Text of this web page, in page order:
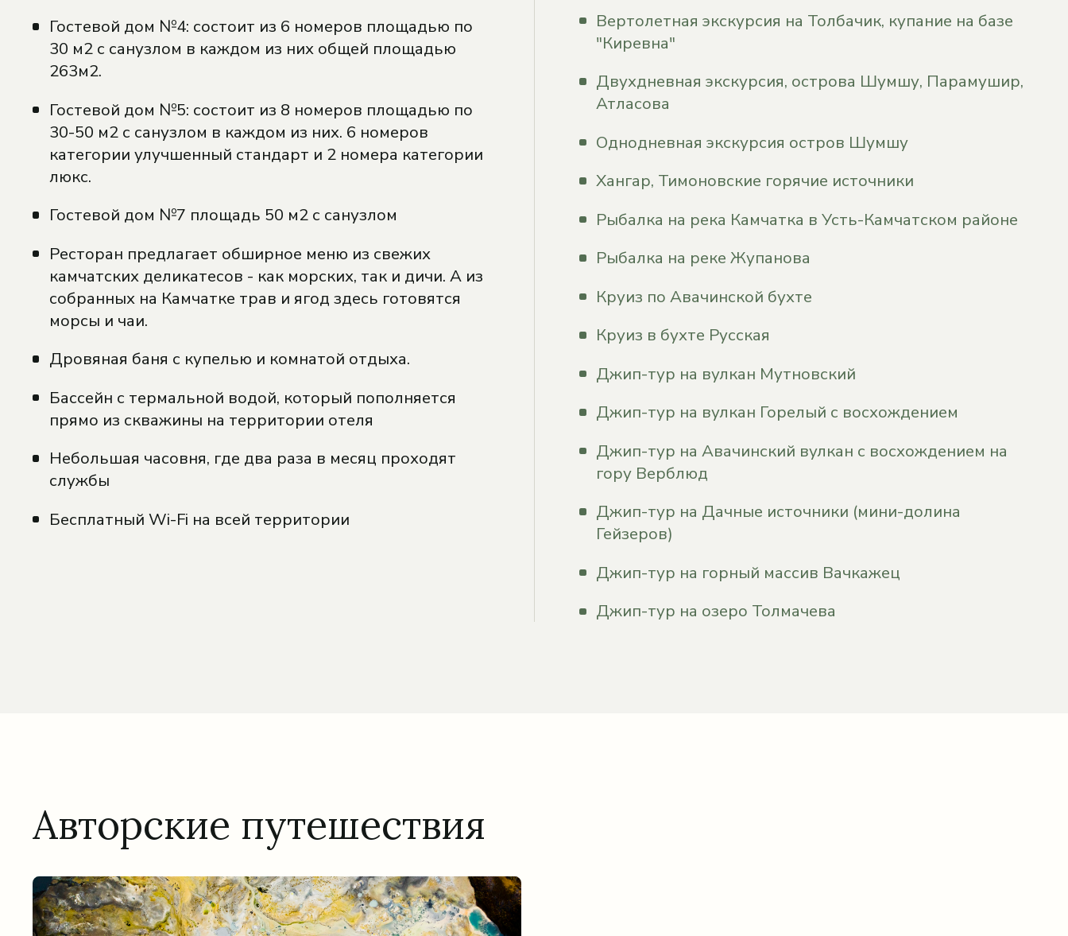
Гостевой дом №4: состоит из 6 номеров площадью по
30 м2 с санузлом в каждом из них общей площадью
263м2.
Гостевой дом №5: состоит из 8 номеров площадью по
30-50 м2 с санузлом в каждом из них. 6 номеров
категории улучшенный стандарт и 2 номера категории
люкс.
Гостевой дом №7 площадь 50 м2 с санузлом
Ресторан предлагает обширное меню из свежих
камчатских деликатесов - как морских, так и дичи. А из
собранных на Камчатке трав и ягод здесь готовятся
морсы и чаи.
Дровяная баня с купелью и комнатой отдыха.
Бассейн с термальной водой, который пополняется
прямо из скважины на территории отеля
Небольшая часовня, где два раза в месяц проходят
службы
Бесплатный Wi-Fi на всей территории
Вертолетная экскурсия на Толбачик, купание на базе
"Киревна"
Двухдневная экскурсия, острова Шумшу, Парамушир,
Атласова
Однодневная экскурсия остров Шумшу
Хангар, Тимоновские горячие источники
Рыбалка на река Камчатка в Усть-Камчатском районе
Рыбалка на реке Жупанова
Круиз по Авачинской бухте
Круиз в бухте Русская
Джип-тур на вулкан Мутновский
Джип-тур на вулкан Горелый с восхождением
Джип-тур на Авачинский вулкан с восхождением на
гору Верблюд
Джип-тур на Дачные источники (мини-долина
Гейзеров)
Джип-тур на горный массив Вачкажец
Джип-тур на озеро Толмачева
Авторские путешествия